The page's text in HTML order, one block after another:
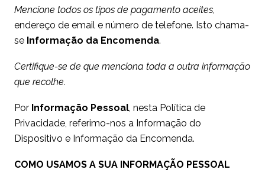
Mencione todos os tipos de pagamento aceites,
endereço de email e número de telefone. Isto chama-
se Informação da Encomenda.
Certifique-se de que menciona toda a outra informação
que recolhe.
Por Informação Pessoal, nesta Política de
Privacidade, referimo-nos a Informação do
Dispositivo e Informação da Encomenda.
COMO USAMOS A SUA INFORMAÇÃO PESSOAL